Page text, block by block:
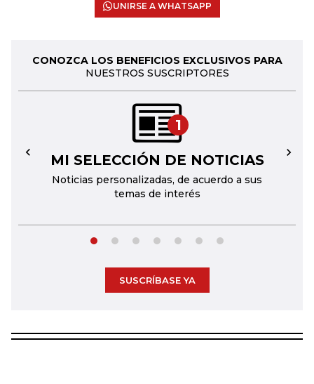
UNIRSE A WHATSAPP
CONOZCA LOS BENEFICIOS EXCLUSIVOS PARA
NUESTROS SUSCRIPTORES
1
MI SELECCIÓN DE NOTICIAS
Noticias personalizadas, de acuerdo a sus
temas de interés
← →
SUSCRÍBASE YA